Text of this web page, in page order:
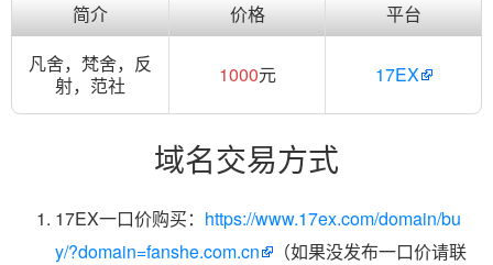
简介 价格
平台
凡舍，梵舍，反
射，范社
1000元 17EX
域名交易方式
17EX一口价购买： https://www.17ex.com/domain/bu
y/?domain=fanshe.com.cn
（如果没发布一口价请联